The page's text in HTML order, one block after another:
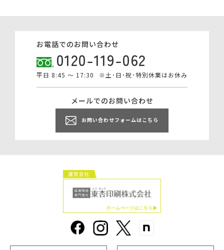
お電話でのお問い合わせ
0120-119-062
平日 8:45 ～ 17:30 ※土･日･祝･特別休業はお休み
メールでのお問い合わせ
お問い合わせフォームはこちら